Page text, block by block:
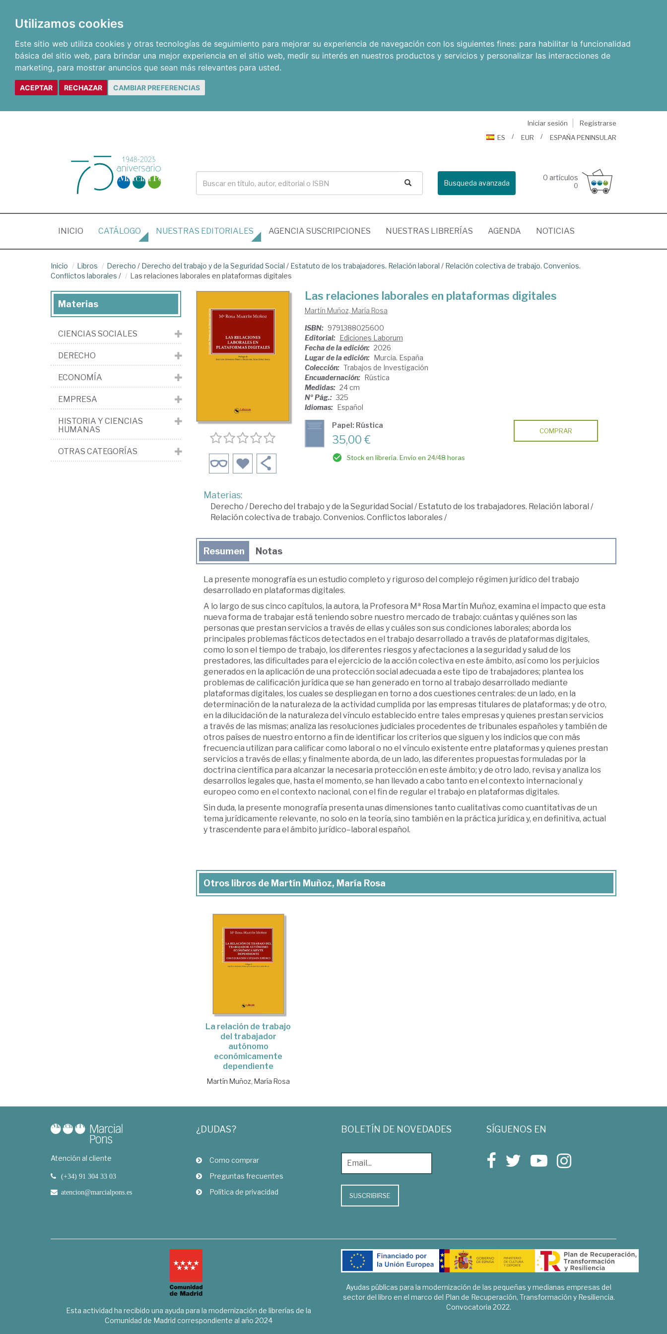
Utilizamos cookies
Este sitio web utiliza cookies y otras tecnologías de seguimiento para mejorar su experiencia de navegación con los siguientes fines: para habilitar la funcionalidad
básica del sitio web, para brindar una mejor experiencia en el sitio web, medir su interés en nuestros productos y servicios y personalizar las interacciones de
marketing, para mostrar anuncios que sean más relevantes para usted.
ACEPTAR RECHAZAR CAMBIAR PREFERENCIAS
Iniciar sesión
Registrarse
ES
EUR ESPAÑA PENINSULAR
Busqueda avanzada
0 artículos
0
INICIO (CURRENT)
CATÁLOGO NUESTRAS EDITORIALES AGENCIA SUSCRIPCIONES NUESTRAS LIBRERÍAS AGENDA NOTICIAS
Inicio Libros Derecho / Derecho del trabajo y de la Seguridad Social / Estatuto de los trabajadores. Relación laboral / Relación colectiva de trabajo. Convenios.
Conflictos laborales / Las relaciones laborales en plataformas digitales
Las relaciones laborales en plataformas digitales
Martín Muñoz, María Rosa
ISBN: 9791388025600
Editorial: Ediciones Laborum
Fecha de la edición: 2026
Lugar de la edición: Murcia. España
Colección: Trabajos de Investigación
Encuadernación: Rústica
Medidas: 24 cm
Nº Pág.: 325
Idiomas: Español
Papel: Rústica
35,00 €
Stock en librería. Envío en 24/48 horas
COMPRAR
Materias:
Derecho / Derecho del trabajo y de la Seguridad Social / Estatuto de los trabajadores. Relación laboral /
Relación colectiva de trabajo. Convenios. Conflictos laborales/
Resumen Notas
La presente monografía es un estudio completo y riguroso del complejo régimen jurídico del trabajo
desarrollado en plataformas digitales.
A lo largo de sus cinco capítulos, la autora, la Profesora Mª Rosa Martín Muñoz, examina el impacto que esta
nueva forma de trabajar está teniendo sobre nuestro mercado de trabajo: cuántas y quiénes son las
personas que prestan servicios a través de ellas y cuáles son sus condiciones laborales; aborda los
principales problemas fácticos detectados en el trabajo desarrollado a través de plataformas digitales,
como lo son el tiempo de trabajo, los diferentes riesgos y afectaciones a la seguridad y salud de los
prestadores, las dificultades para el ejercicio de la acción colectiva en este ámbito, así como los perjuicios
generados en la aplicación de una protección social adecuada a este tipo de trabajadores; plantea los
problemas de calificación jurídica que se han generado en torno al trabajo desarrollado mediante
plataformas digitales, los cuales se despliegan en torno a dos cuestiones centrales: de un lado, en la
determinación de la naturaleza de la actividad cumplida por las empresas titulares de plataformas; y de otro,
en la dilucidación de la naturaleza del vínculo establecido entre tales empresas y quienes prestan servicios
a través de las mismas; analiza las resoluciones judiciales procedentes de tribunales españoles y también de
otros países de nuestro entorno a fin de identificar los criterios que siguen y los indicios que con más
frecuencia utilizan para calificar como laboral o no el vínculo existente entre plataformas y quienes prestan
servicios a través de ellas; y finalmente aborda, de un lado, las diferentes propuestas formuladas por la
doctrina científica para alcanzar la necesaria protección en este ámbito; y de otro lado, revisa y analiza los
desarrollos legales que, hasta el momento, se han llevado a cabo tanto en el contexto internacional y
europeo como en el contexto nacional, con el fin de regular el trabajo en plataformas digitales.
Sin duda, la presente monografía presenta unas dimensiones tanto cualitativas como cuantitativas de un
tema jurídicamente relevante, no solo en la teoría, sino también en la práctica jurídica y, en definitiva, actual
y trascendente para el ámbito jurídico–laboral español.
Otros libros de Martín Muñoz, María Rosa
La relación de trabajo
del trabajador
autónomo
económicamente
dependiente
Martín Muñoz, María Rosa
Materias
CIENCIAS SOCIALES
DERECHO
ECONOMÍA
EMPRESA
HISTORIA Y CIENCIAS
HUMANAS
OTRAS CATEGORÍAS
Atención al cliente
(+34) 91 304 33 03
atencion@marcialpons.es
¿DUDAS?
Como comprar
Preguntas frecuentes
Política de privacidad
BOLETÍN DE NOVEDADES
SUSCRIBIRSE
SÍGUENOS EN
Esta actividad ha recibido una ayuda para la modernización de librerías de la
Comunidad de Madrid correspondiente al año 2024
Ayudas públicas para la modernización de las pequeñas y medianas empresas del
sector del libro en el marco del Plan de Recuperación, Transformación y Resiliencia.
Convocatoria 2022.